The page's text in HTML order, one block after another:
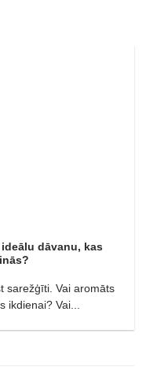
dāvanu, kas
sarežģīti. Vai aromāts
ikdienai? Vai...